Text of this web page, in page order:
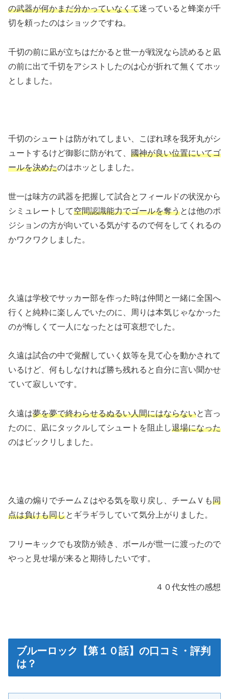
の武器が何かまだ分かっていなくて迷っていると蜂楽が千
切を頼ったのはショックですね。
千切の前に凪が立ちはだかると世一が戦況なら読めると凪
の前に出て千切をアシストしたのは心が折れて無くてホッ
としました。
千切のシュートは防がれてしまい、こぼれ球を我牙丸がシ
ュートするけど御影に防がれて、 國神が良い位置にいてゴ
ールを決めたのはホッとしました。
世一は味方の武器を把握して試合とフィールドの状況から
シミュレートして空間認識能力でゴールを奪うとは他のポ
ジションの方が向いている気がするので何をしてくれるの
かワクワクしました。
久遠は学校でサッカー部を作った時は仲間と一緒に全国へ
行くと純粋に楽しんでいたのに、周りは本気じゃなかった
のが悔しくて一人になったとは可哀想でした。
久遠は試合の中で覚醒していく奴等を見て心を動かされて
いるけど、何もしなければ勝ち残れると自分に言い聞かせ
ていて寂しいです。
久遠は夢を夢で終わらせるぬるい人間にはならないと言っ
たのに、凪にタックルしてシュートを阻止し退場になった
のはビックリしました。
久遠の煽りでチームＺはやる気を取り戻し、チームＶも同
点は負けも同じとギラギラしていて気分上がりました。
フリーキックでも攻防が続き、ボールが世一に渡ったので
やっと見せ場が来ると期待したいです。
４０代女性の感想
ブルーロック【第１０話】の口コミ・評判
は？